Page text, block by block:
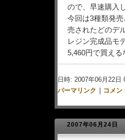
ので、早速購入
今回は3種類発
売されたどのデ
レジン完成品モ
5,460円で買え
日時: 2007年06月22日
パーマリンク
コメン
2007年06月24日